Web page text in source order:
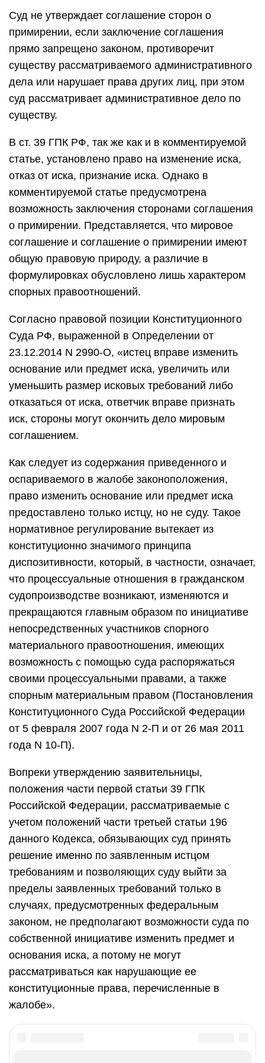
Суд не утверждает соглашение сторон о
примирении, если заключение соглашения
прямо запрещено законом, противоречит
существу рассматриваемого административного
дела или нарушает права других лиц, при этом
суд рассматривает административное дело по
существу.
В ст. 39 ГПК РФ, так же как и в комментируемой
статье, установлено право на изменение иска,
отказ от иска, признание иска. Однако в
комментируемой статье предусмотрена
возможность заключения сторонами соглашения
о примирении. Представляется, что мировое
соглашение и соглашение о примирении имеют
общую правовую природу, а различие в
формулировках обусловлено лишь характером
спорных правоотношений.
Согласно правовой позиции Конституционного
Суда РФ, выраженной в Определении от
23.12.2014 N 2990-О, «истец вправе изменить
основание или предмет иска, увеличить или
уменьшить размер исковых требований либо
отказаться от иска, ответчик вправе признать
иск, стороны могут окончить дело мировым
соглашением.
Как следует из содержания приведенного и
оспариваемого в жалобе законоположения,
право изменить основание или предмет иска
предоставлено только истцу, но не суду. Такое
нормативное регулирование вытекает из
конституционно значимого принципа
диспозитивности, который, в частности, означает,
что процессуальные отношения в гражданском
судопроизводстве возникают, изменяются и
прекращаются главным образом по инициативе
непосредственных участников спорного
материального правоотношения, имеющих
возможность с помощью суда распоряжаться
своими процессуальными правами, а также
спорным материальным правом (Постановления
Конституционного Суда Российской Федерации
от 5 февраля 2007 года N 2-П и от 26 мая 2011
года N 10-П).
Вопреки утверждению заявительницы,
положения части первой статьи 39 ГПК
Российской Федерации, рассматриваемые с
учетом положений части третьей статьи 196
данного Кодекса, обязывающих суд принять
решение именно по заявленным истцом
требованиям и позволяющих суду выйти за
пределы заявленных требований только в
случаях, предусмотренных федеральным
законом, не предполагают возможности суда по
собственной инициативе изменить предмет и
основания иска, а потому не могут
рассматриваться как нарушающие ее
конституционные права, перечисленные в
жалобе».